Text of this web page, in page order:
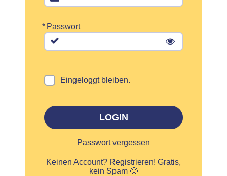
* Passwort
Eingeloggt bleiben.
LOGIN
Passwort vergessen
Keinen Account? Registrieren! Gratis,
kein Spam 🙂